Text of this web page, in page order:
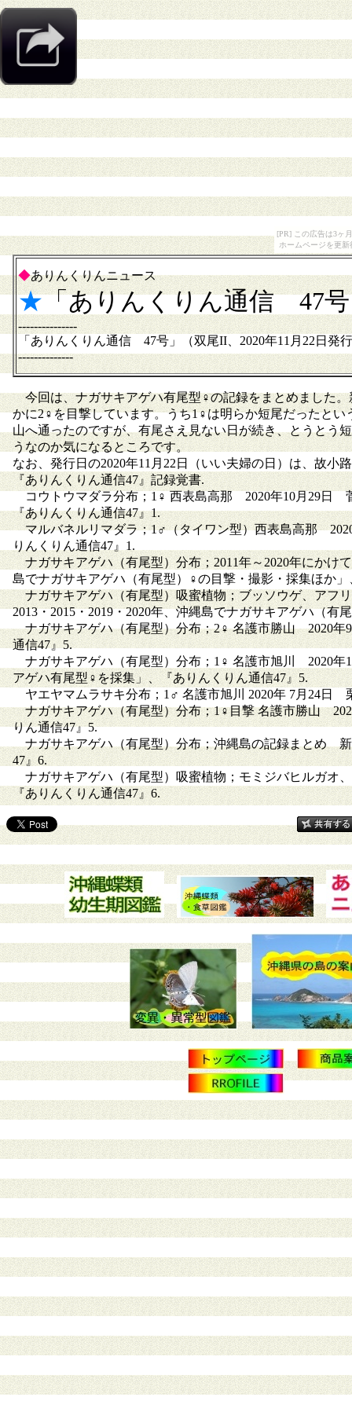
[PR] この広告は3ヶ
ホームページを更
◆ありんくりんニュース
★「ありんくりん通信 47
---------------
「ありんくりん通信 47号」（双尾II、2020年11月22日発
--------------
今回は、ナガサキアゲハ有尾型♀の記録をまとめました。
かに2♀を目撃しています。うち1♀は明らか短尾だったと
山へ通ったのですが、有尾さえ見ない日が続き、とうとう
うなのか気になるところです。
なお、発行日の2020年11月22日（いい夫婦の日）は、故
『ありんくりん通信47』記録覚書.
コウトウマダラ分布；1♀ 西表島高那 2020年10月29日
『ありんくりん通信47』1.
マルバネルリマダラ；1♂（タイワン型）西表島高那
りんくりん通信47』1.
ナガサキアゲハ（有尾型）分布；2011年～2020年にかけ
島でナガサキアゲハ（有尾型）♀の目撃・撮影・採集ほか」
ナガサキアゲハ（有尾型）吸蜜植物；ブッソウゲ、アフ
2013・2015・2019・2020年、沖縄島でナガサキアゲハ（
ナガサキアゲハ（有尾型）分布；2♀ 名護市勝山 2020年
通信47』5.
ナガサキアゲハ（有尾型）分布；1♀ 名護市旭川 2020
アゲハ有尾型♀を採集」、『ありんくりん通信47』5.
ヤエヤマムラサキ分布；1♂ 名護市旭川 2020年 7月24日
ナガサキアゲハ（有尾型）分布；1♀目撃 名護市勝山
りん通信47』5.
ナガサキアゲハ（有尾型）分布；沖縄島の記録まとめ 新
47』6.
ナガサキアゲハ（有尾型）吸蜜植物；モミジバヒルガオ
『ありんくりん通信47』6.